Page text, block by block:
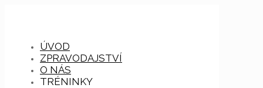
ÚVOD
ZPRAVODAJSTVÍ
O NÁS
TRÉNINKY